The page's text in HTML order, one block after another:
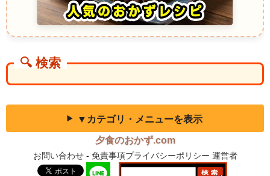
みと磯の香り
生わかめをざく切りにしてポキに混ぜると、マグロやサーモンの旨みを
引き立てる絶妙なアクセントになります。とろっとした舌触りが特徴。
を感じます。冷えたビールと相性抜群。
Seaweed Goma-ae（生わかめのごま和え）～カナダの和風サイドディッ
シュ～香ばしさが加わるアレンジ
で和えた副菜が出てくることがあります。磯の香りとナッツのような香
ばしさが見事に調和します。噛むごとにふんわり広がる香ばしさと海の
風味。地味ながら、思わずおかわりしたくなる一品。
Namul Wakame Soup（生わかめスープ）～韓国屋台風～あっさり旨み
スープで体ぽかぽか
生わかめを使ったスープは、韓国の屋台や家庭で定番。ごま油で軽く炒
🔍 検索
▼カテゴリ・メニューを表示
夕食のおかず.com
お問い合わせ- 免責事項プライバシーポリシー 運営者